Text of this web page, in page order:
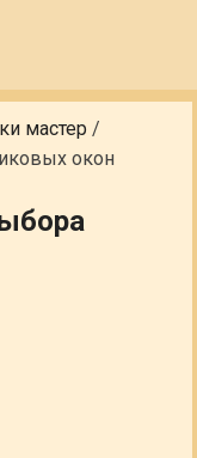
мастер /
окон